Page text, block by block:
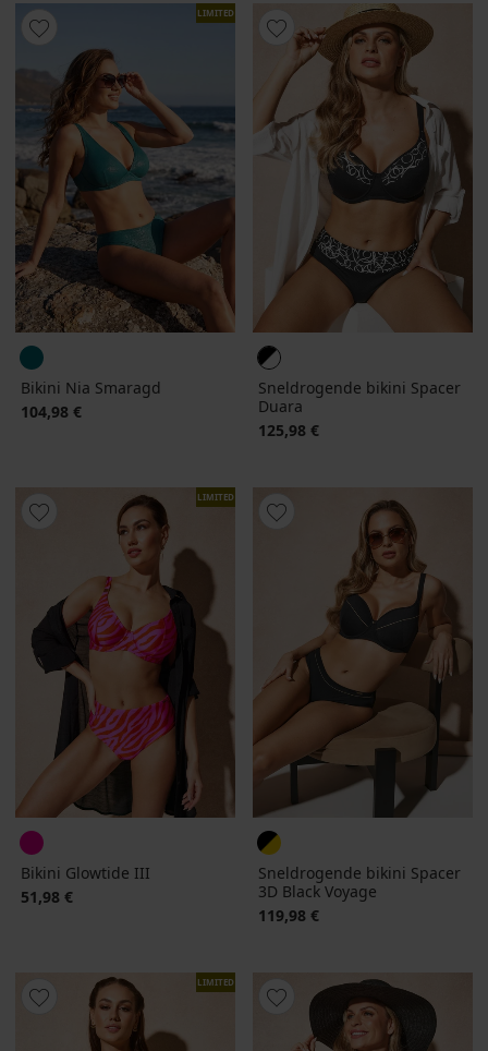
LIMITED
Bikini Nia Smaragd
104,98 €
Sneldrogende bikini Spacer
Duara
125,98 €
LIMITED
Bikini Glowtide III
51,98 €
Sneldrogende bikini Spacer
3D Black Voyage
119,98 €
LIMITED